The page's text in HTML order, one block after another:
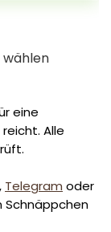
wählen
eine
Alle
, Telegram oder
Schnäppchen